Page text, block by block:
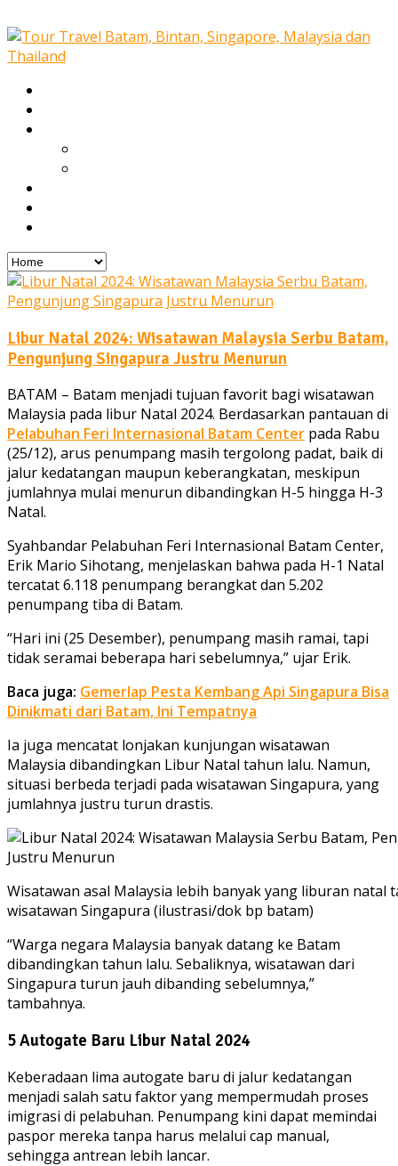
Libur Natal 2024: Wisatawan Malaysia Serbu Batam,
Pengunjung Singapura Justru Menurun
BATAM – Batam menjadi tujuan favorit bagi wisatawan
Malaysia pada libur Natal 2024. Berdasarkan pantauan di
Pelabuhan Feri Internasional Batam Center pada Rabu
(25/12), arus penumpang masih tergolong padat, baik di
jalur kedatangan maupun keberangkatan, meskipun
jumlahnya mulai menurun dibandingkan H-5 hingga H-3
Natal.
Syahbandar Pelabuhan Feri Internasional Batam Center,
Erik Mario Sihotang, menjelaskan bahwa pada H-1 Natal
tercatat 6.118 penumpang berangkat dan 5.202
penumpang tiba di Batam.
“Hari ini (25 Desember), penumpang masih ramai, tapi
tidak seramai beberapa hari sebelumnya,” ujar Erik.
Baca juga: Gemerlap Pesta Kembang Api Singapura Bisa
Dinikmati dari Batam, Ini Tempatnya
Ia juga mencatat lonjakan kunjungan wisatawan
Malaysia dibandingkan Libur Natal tahun lalu. Namun,
situasi berbeda terjadi pada wisatawan Singapura, yang
jumlahnya justru turun drastis.
Wisatawan asal Malaysia lebih banyak yang liburan natal
wisatawan Singapura (ilustrasi/dok bp batam)
“Warga negara Malaysia banyak datang ke Batam
dibandingkan tahun lalu. Sebaliknya, wisatawan dari
Singapura turun jauh dibanding sebelumnya,”
tambahnya.
5 Autogate Baru Libur Natal 2024
Keberadaan lima autogate baru di jalur kedatangan
menjadi salah satu faktor yang mempermudah proses
imigrasi di pelabuhan. Penumpang kini dapat memindai
paspor mereka tanpa harus melalui cap manual,
sehingga antrean lebih lancar.